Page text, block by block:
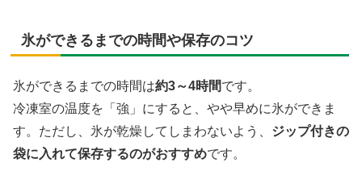
氷ができるまでの時間や保存のコツ
氷ができるまでの時間は約3～4時間です。
冷凍室の温度を「強」にすると、やや早めに氷ができま
す。ただし、氷が乾燥してしまわないよう、 ジップ付きの
袋に入れて保存するのがおすすめです。